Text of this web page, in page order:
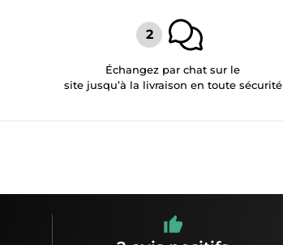
Échangez par chat sur le
site jusqu’à la livraison en toute sécurité